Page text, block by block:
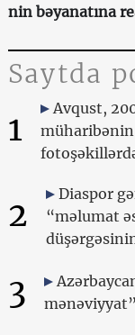
nin bəyanatına
Saytda
1
Avqust,
müharibənin
2
Diaspor
“məlumat
3